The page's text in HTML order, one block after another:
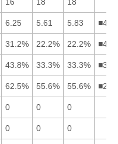
16 18 18
6.25 5.61 5.83
31.2% 22.2% 22.2%
43.8% 33.3% 33.3%
62.5% 55.6% 55.6%
0 0 0
0 0 0